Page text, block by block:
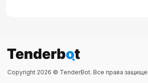
Copyright 2026 © TenderBot. Все права